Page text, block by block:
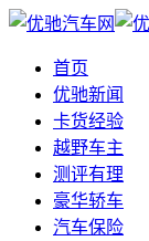
首页
优驰新闻
卡货经验
越野车主
测评有理
豪华轿车
汽车保险